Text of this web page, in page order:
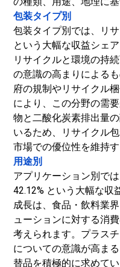
包装タイプ別
包装タイプ別では、リ
という大幅な収益シェ
リサイクルと環境の持
の意識の高まりによる
府の規制やリサイクル
により、この分野の需
物と二酸化炭素排出量
いるため、リサイクル
市場での優位性を維持
用途別
アプリケーション別で
42.12% という大幅な収
成長は、食品・飲料業
ューションに対する消
考えられます。プラス
についての意識が高ま
替品を積極的に求めて